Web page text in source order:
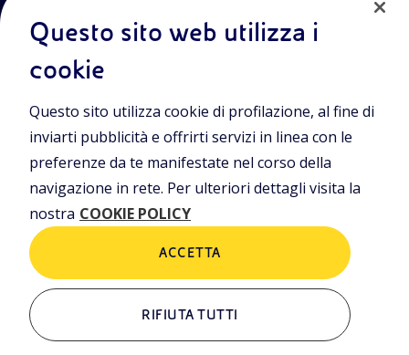
Entra nel mondo Eniscuola.Scopri gli strumenti e le
metodologie innovative per la didattica e naviga tra contenuti
multimediali, lezioni digitali e approfondimenti sui grandi temi
di attualità. Eniscuola è una iniziativa di Eni.
POLICIES
Termini e condizioni
ALTRI LINK
Questo sito web utilizza i
cookie
Questo sito utilizza cookie di profilazione, al fine di
inviarti pubblicità e offrirti servizi in linea con le
preferenze da te manifestate nel corso della
navigazione in rete. Per ulteriori dettagli visita la
nostra COOKIE POLICY
RIFIUTA TUTTI
ACCETTA